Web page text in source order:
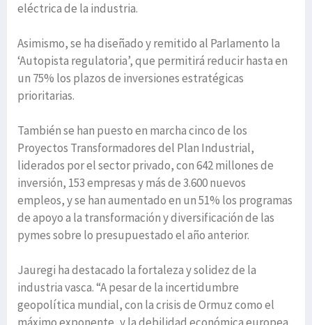
eléctrica de la industria.
Asimismo, se ha diseñado y remitido al Parlamento la
‘Autopista regulatoria’, que permitirá reducir hasta en
un 75% los plazos de inversiones estratégicas
prioritarias.
También se han puesto en marcha cinco de los
Proyectos Transformadores del Plan Industrial,
liderados por el sector privado, con 642 millones de
inversión, 153 empresas y más de 3.600 nuevos
empleos, y se han aumentado en un 51% los programas
de apoyo a la transformación y diversificación de las
pymes sobre lo presupuestado el año anterior.
Jauregi ha destacado la fortaleza y solidez de la
industria vasca. “A pesar de la incertidumbre
geopolítica mundial, con la crisis de Ormuz como el